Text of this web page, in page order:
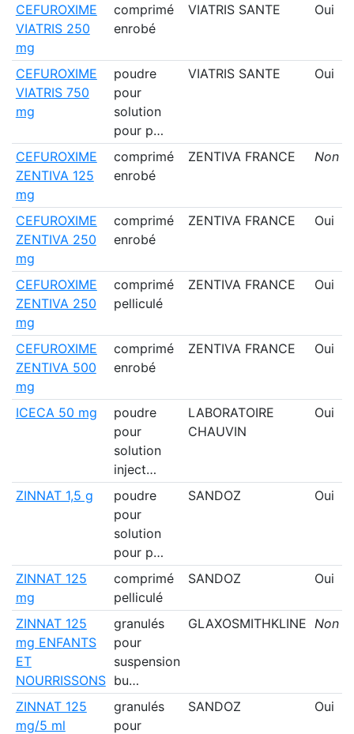
CEFUROXIME
VIATRIS 250
mg
comprimé
enrobé
VIATRIS SANTE Oui
CEFUROXIME
VIATRIS 750
mg
poudre
pour
solution
pour p…
VIATRIS SANTE Oui
CEFUROXIME
ZENTIVA 125
mg
comprimé
enrobé
ZENTIVA FRANCE Non
CEFUROXIME
ZENTIVA 250
mg
comprimé
enrobé
ZENTIVA FRANCE Oui
CEFUROXIME
ZENTIVA 250
mg
comprimé
pelliculé
ZENTIVA FRANCE Oui
CEFUROXIME
ZENTIVA 500
mg
comprimé
enrobé
ZENTIVA FRANCE Oui
ICECA 50 mg
poudre
pour
solution
inject…
LABORATOIRE
CHAUVIN
Oui
ZINNAT 1,5 g
poudre
pour
solution
pour p…
SANDOZ Oui
ZINNAT 125
mg
comprimé
pelliculé
SANDOZ Oui
ZINNAT 125
mg ENFANTS
ET
NOURRISSONS
granulés
pour
suspension
bu…
GLAXOSMITHKLINE Non
ZINNAT 125
mg/5 ml
granulés
pour
SANDOZ Oui